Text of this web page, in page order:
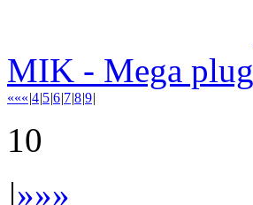
MIK - Mega plug
«««|4|5|6|7|8|9|
10
|»»»